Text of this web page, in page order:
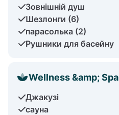
Зовнішній душ
Шезлонги (6)
парасолька (2)
Рушники для басейну
Wellness &amp; Spa
Джакузі
сауна